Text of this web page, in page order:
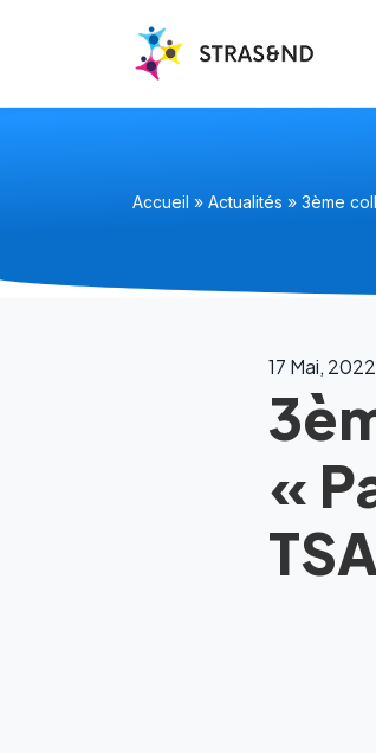
Accueil » Actualités » 3ème
«
17 Mai, 2022